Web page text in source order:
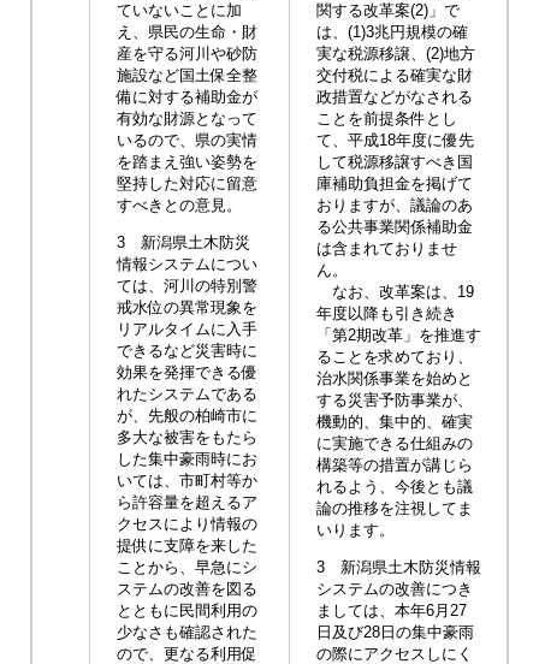
ていないことに加
え、県民の生命・財
産を守る河川や砂防
施設など国土保全整
備に対する補助金が
有効な財源となって
いるので、県の実情
を踏まえ強い姿勢を
堅持した対応に留意
すべきとの意見。
3 新潟県土木防災
情報システムについ
ては、河川の特別警
戒水位の異常現象を
リアルタイムに入手
できるなど災害時に
効果を発揮できる優
れたシステムである
が、先般の柏崎市に
多大な被害をもたら
した集中豪雨時にお
いては、市町村等か
ら許容量を超えるア
クセスにより情報の
提供に支障を来した
ことから、早急にシ
ステムの改善を図る
とともに民間利用の
少なさも確認された
ので、更なる利用促
関する改革案(2)」で
は、(1)3兆円規模の確
実な税源移譲、(2)地方
交付税による確実な財
政措置などがなされる
ことを前提条件とし
て、平成18年度に優先
して税源移譲すべき国
庫補助負担金を掲げて
おりますが、議論のあ
る公共事業関係補助金
は含まれておりませ
ん。
なお、改革案は、19
年度以降も引き続き
「第2期改革」を推進す
ることを求めており、
治水関係事業を始めと
する災害予防事業が、
機動的、集中的、確実
に実施できる仕組みの
構築等の措置が講じら
れるよう、今後とも議
論の推移を注視してま
いります。
3 新潟県土木防災情報
システムの改善につき
ましては、本年6月27
日及び28日の集中豪雨
の際にアクセスしにく